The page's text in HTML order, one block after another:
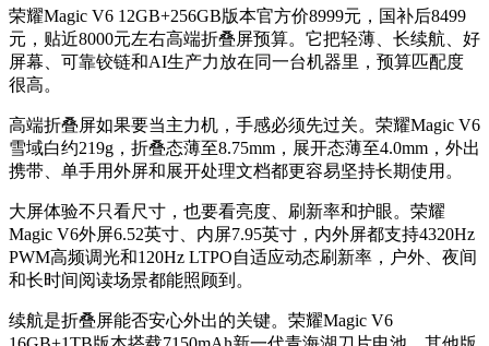
荣耀Magic V6 12GB+256GB版本官方价8999元，国补后8499
元，贴近8000元左右高端折叠屏预算。它把轻薄、长续航、好
屏幕、可靠铰链和AI生产力放在同一台机器里，预算匹配度
很高。
高端折叠屏如果要当主力机，手感必须先过关。荣耀Magic V6
雪域白约219g，折叠态薄至8.75mm，展开态薄至4.0mm，外出
携带、单手用外屏和展开处理文档都更容易坚持长期使用。
大屏体验不只看尺寸，也要看亮度、刷新率和护眼。荣耀
Magic V6外屏6.52英寸、内屏7.95英寸，内外屏都支持4320Hz
PWM高频调光和120Hz LTPO自适应动态刷新率，户外、夜间
和长时间阅读场景都能照顾到。
续航是折叠屏能否安心外出的关键。荣耀Magic V6